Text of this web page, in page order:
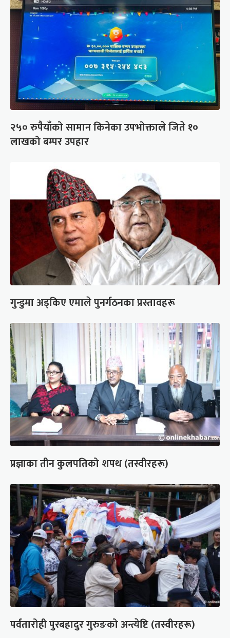
२५० रुपैयाँको सामान किनेका उपभोक्ताले जिते १०
लाखको बम्पर उपहार
गुन्डुमा अड्किए एमाले पुनर्गठनका प्रस्तावहरू
प्रज्ञाका तीन कुलपतिको शपथ (तस्वीरहरू)
पर्वतारोही पुरबहादुर गुरुङको अन्त्येष्टि (तस्वीरहरू)